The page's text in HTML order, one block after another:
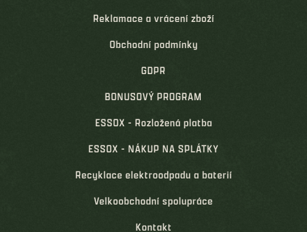
Reklamace a vrácení zboží
Obchodní podmínky
GDPR
BONUSOVÝ PROGRAM
ESSOX - Rozložená platba
ESSOX - NÁKUP NA SPLÁTKY
Recyklace elektroodpadu a baterií
Velkoobchodní spolupráce
Kontakt